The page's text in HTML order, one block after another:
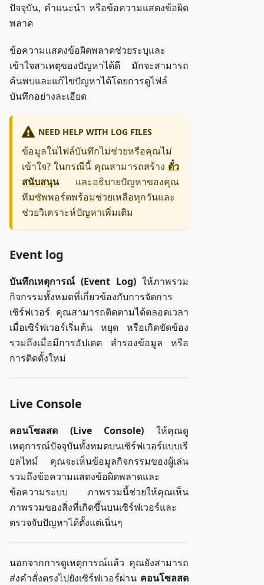
ปัจจุบัน, คำแนะนำ หรือข้อความแสดงข้อผิด
พลาด
ข้อความแสดงข้อผิดพลาดช่วยระบุและ
เข้าใจสาเหตุของปัญหาได้ดี มักจะสามารถ
ค้นพบและแก้ไขปัญหาได้โดยการดูไฟล์
บันทึกอย่างละเอียด
NEED HELP WITH LOG FILES
ข้อมูลในไฟล์บันทึกไม่ช่วยหรือคุณไม่
เข้าใจ? ในกรณีนี้ คุณสามารถสร้าง ตั๋ว
สนับสนุนและอธิบายปัญหาของคุณ
ทีมซัพพอร์ตพร้อมช่วยเหลือทุกวันและ
ช่วยวิเคราะห์ปัญหาเพิ่มเติม
Event log
บันทึกเหตุการณ์ (Event Log) ให้ภาพรวม
กิจกรรมทั้งหมดที่เกี่ยวข้องกับการจัดการ
เซิร์ฟเวอร์ คุณสามารถติดตามได้ตลอดเวลา
เมื่อเซิร์ฟเวอร์เริ่มต้น หยุด หรือเกิดขัดข้อง
รวมถึงเมื่อมีการอัปเดต สำรองข้อมูล หรือ
การติดตั้งใหม่
Live Console
คอนโซลสด (Live Console) ให้คุณดู
เหตุการณ์ปัจจุบันทั้งหมดบนเซิร์ฟเวอร์แบบเรี
ยลไทม์ คุณจะเห็นข้อมูลกิจกรรมของผู้เล่น
รวมถึงข้อความแสดงข้อผิดพลาดและ
ข้อความระบบ ภาพรวมนี้ช่วยให้คุณเห็น
ภาพรวมของสิ่งที่เกิดขึ้นบนเซิร์ฟเวอร์และ
ตรวจจับปัญหาได้ตั้งแต่เนิ่นๆ
นอกจากการดูเหตุการณ์แล้ว คุณยังสามารถ
ส่งคำสั่งตรงไปยังเซิร์ฟเวอร์ผ่าน คอนโซลสด